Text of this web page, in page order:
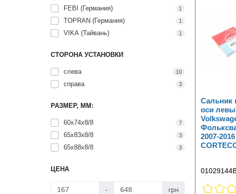
FEBI (Германия) 1
TOPRAN (Германия) 1
VIKA (Тайвань) 1
СТОРОНА УСТАНОВКИ
слева 10
справа 3
РАЗМЕР, ММ:
60x74x8/8 7
65x83x8/8 3
65x88x8/8 3
ЦЕНА
- грн
Сальник
оси
2007-